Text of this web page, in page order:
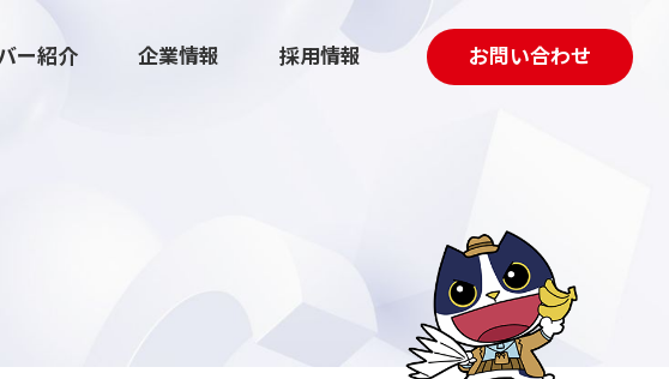
採用マーケティング伴走支援
ー紹介 企業情報 採用情報 お問い合わせ